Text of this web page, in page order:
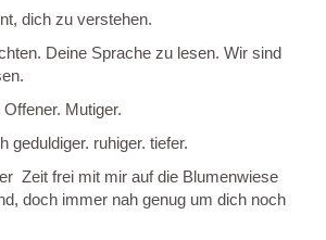
dich zu verstehen.
Deine Sprache zu lesen. Wir sind
Mutiger.
ruhiger. tiefer.
Zeit frei mit mir auf die Blumenwiese
doch immer nah genug um dich noch